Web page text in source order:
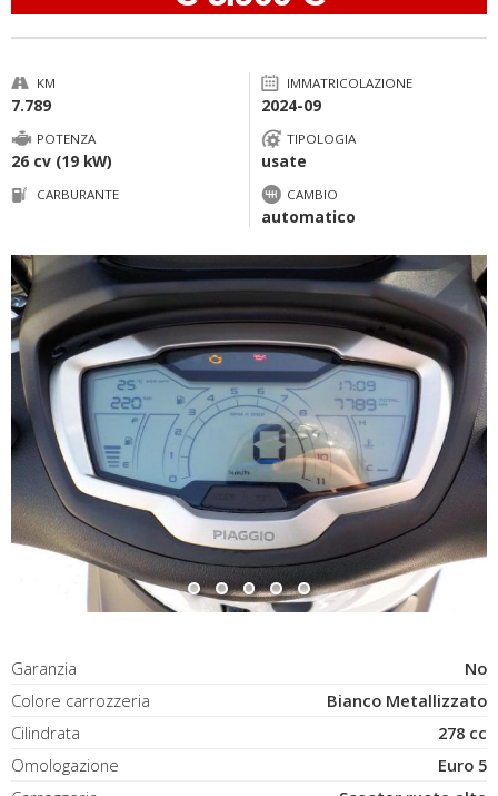
KM
7.789
IMMATRICOLAZIONE
2024-09
POTENZA
26 cv (19 kW)
TIPOLOGIA
usate
CARBURANTE CAMBIO
automatico
Garanzia
No
Colore carrozzeria
Bianco Metallizzato
Cilindrata
278 cc
Omologazione
Euro 5